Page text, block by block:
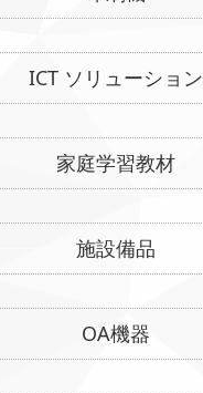
ICT ソリューション
家庭学習教材
施設備品
OA機器